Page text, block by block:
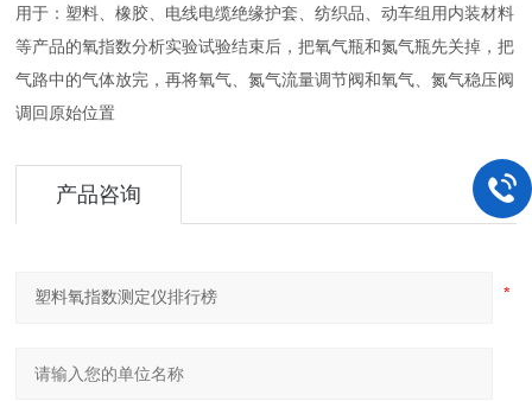
用于：塑料、橡胶、电线电缆绝缘护套、纺织品、动车组用内装材料
等产品的氧指数分析实验试验结束后，把氧气瓶和氮气瓶先关掉，把
气路中的气体放完，再将氧气、氮气流量调节阀和氧气、氮气稳压阀
调回原始位置
产品咨询